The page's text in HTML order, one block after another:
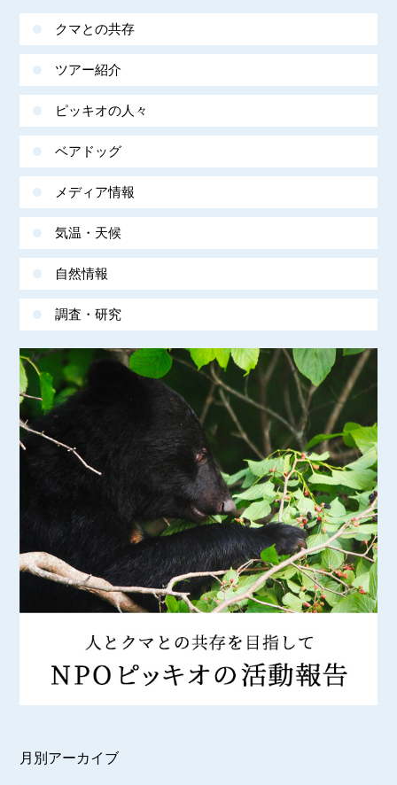
クマとの共存
ツアー紹介
ピッキオの人々
ベアドッグ
メディア情報
気温・天候
自然情報
調査・研究
月別アーカイブ